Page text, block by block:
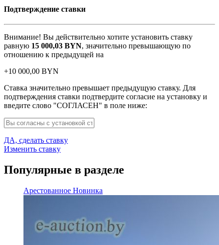
Подтверждение ставки
Внимание! Вы действительно хотите установить ставку
равную 15 000,03 BYN, значительно превышающую по
отношению к предыдущей на
+10 000,00 BYN
Ставка значительно превышает предыдущую ставку. Для
подтверждения ставки подтвердите согласие на установку и
введите слово "СОГЛАСЕН" в поле ниже:
ДА, сделать ставку
Изменить ставку
Популярные в разделе
Арестованное Новинка